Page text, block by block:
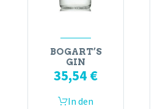
BOGART’S
GIN
35,54 €
In den